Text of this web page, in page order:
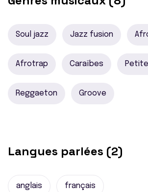
Soul jazz Jazz fusion
Afrotrap Caraïbes
Reggaeton Groove
Langues parlées (2)
anglais français